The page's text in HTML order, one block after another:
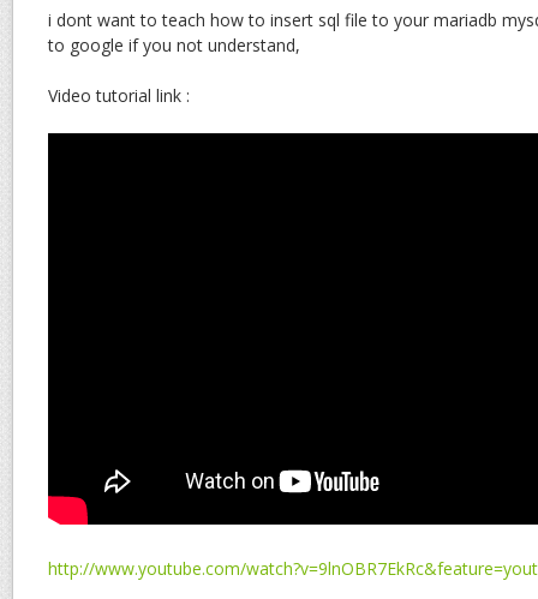
i dont want to teach how to insert sql file to your mariadb
to google if you not understand,
Video tutorial link :
http://www.youtube.com/